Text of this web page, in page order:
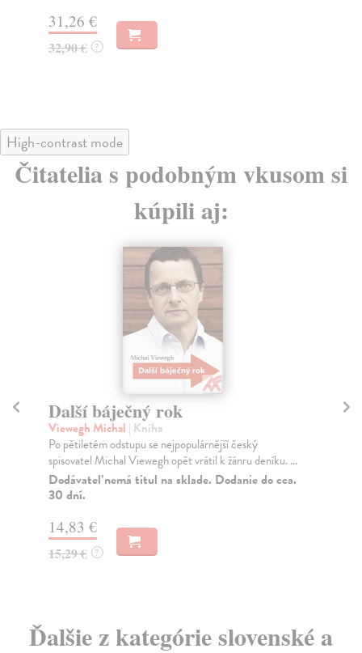
31,26 €
32,90 € ?
High-contrast mode
Čitatelia s podobným vkusom si
kúpili aj:
Další báječný rok
Viewegh Michal | Kniha
Po pětiletém odstupu se nejpopulárnější český
spisovatel Michal Viewegh opět vrátil k žánru deníku. ...
Dodávateľ nemá titul na sklade. Dodanie do cca.
30 dní.
14,83 €
15,29 € ?
Ďalšie z kategórie slovenské a